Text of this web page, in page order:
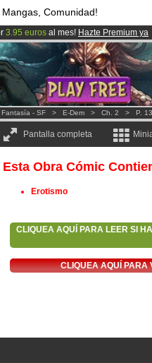
Comunidad!
3.95 euros al mes! Hazte Premium ya
lanzado!.
y 1208 Cómics y Mangas!.
Fantasía - SF > E-Dem > Ch. 2 > P. 13
Pantalla completa
Esta Obra Cómic
Erotismo
CLIQUEA AQUÍ PARA LEER SI
CLIQUEA AQUÍ PARA